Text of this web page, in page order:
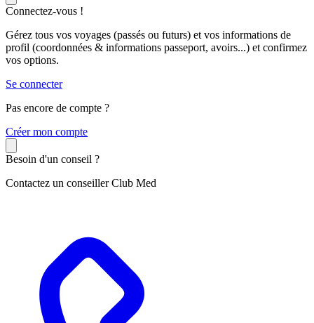
Connectez-vous !
Gérez tous vos voyages (passés ou futurs) et vos informations de
profil (coordonnées & informations passeport, avoirs...) et confirmez
vos options.
Se connecter
Pas encore de compte ?
Créer mon compte
Besoin d'un conseil ?
Contactez un conseiller Club Med